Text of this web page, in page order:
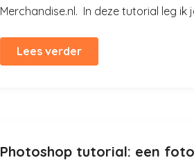
Merchandise.nl. In deze tutorial leg ik
Lees verder
Photoshop tutorial: een